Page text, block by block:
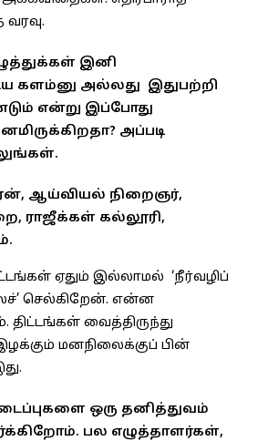
வரவு.
இனி
களம்னு அல்லது இதுபற்றி
என்று இப்போது
அப்படி
ஆய்வியல் நிறைஞர்,
ராஜீக்கள் கல்லூரி,
ஏதும் இல்லாமல் ‘நீர்வழிப்
செல்கிறேன். என்ன
திட்டங்கள் வைத்திருந்து
மனநிலைக்குப் பின்
ஒரு தனித்துவம்
பல எழுத்தாளர்கள்,